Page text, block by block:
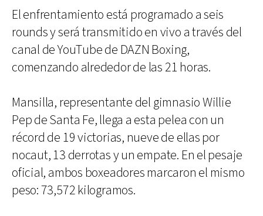
El enfrentamiento está programado a seis
rounds y será transmitido en vivo a través del
canal de YouTube de DAZN Boxing,
comenzando alrededor de las 21 horas.
Mansilla, representante del gimnasio Willie
Pep de Santa Fe, llega a esta pelea con un
récord de 19 victorias, nueve de ellas por
nocaut, 13 derrotas y un empate. En el pesaje
oficial, ambos boxeadores marcaron el mismo
peso: 73,572 kilogramos.